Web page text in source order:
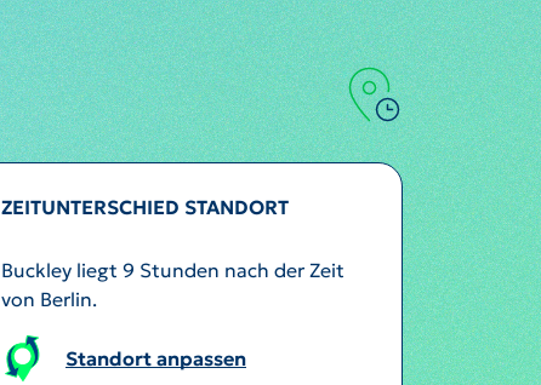
ZEITUNTERSCHIED STANDORT
Buckley liegt 9 Stunden nach der Zeit
von Berlin.
Standort anpassen